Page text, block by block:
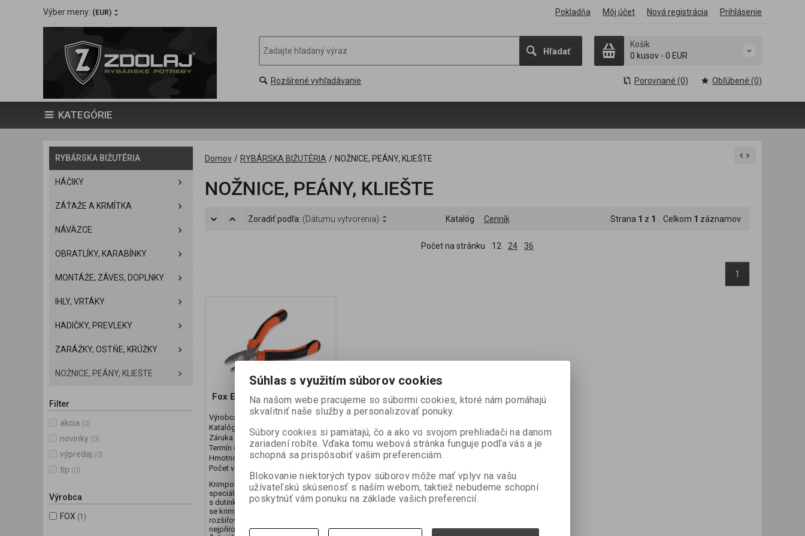
Výber meny: (EUR) Pokladňa Môj účet Nová registrácia Prihlásenie
Hľadať
Košík
0 kusov - 0 EUR
Rozšírené vyhľadávanie Porovnané (0) Obľúbené (0)
KATEGÓRIE
RYBÁRSKA BIŽUTÉRIA
HÁČIKY
ZÁŤAŽE A KRMÍTKA
NÁVÄZCE
OBRATLÍKY, KARABÍNKY
MONTÁŽE, ZÁVES, DOPLNKY
IHLY, VRTÁKY
HADIČKY, PREVLEKY
ZARÁŽKY, OSTŇE, KRÚŽKY
NOŽNICE, PEÁNY, KLIEŠTE
Filter
akcia (0)
novinky (0)
výpredaj (0)
tip (0)
Výrobca
FOX (1)
Domov / RYBÁRSKA BIŽUTÉRIA / NOŽNICE, PEÁNY, KLIEŠTE
NOŽNICE, PEÁNY, KLIEŠTE
Zoradiť podľa: (Dátumu vytvorenia) Katalóg Cenník Strana 1 z 1 Celkom 1 záznamov
Počet na stránku 12 24 36
1
Fox EDGES™ Crimp Pliers
Výrobca:
FOX
Katalógové číslo:
CAC793
Záruka (mesiacov):24
Termín dodania (dni):2
Hmotnosť balenia:0,2 kg
Počet v balení:
Krimpovací kleště Edges byly
speciálně navržené pro práci
s dutinkami Edges Crimps tak, aby
se krimpovaci dutinka mírně
rozšiřovala a umožnila co
nejpřirozenější vedení smyčky.
Súhlas s využitím súborov cookies
Na našom webe pracujeme so súbormi cookies, ktoré nám pomáhajú
skvalitniť naše služby a personalizovať ponuky.
Súbory cookies si pamätajú, čo a ako vo svojom prehliadači na danom
zariadení robíte. Vďaka tomu webová stránka funguje podľa vás a je
schopná sa prispôsobiť vašim preferenciám.
Blokovanie niektorých typov súborov môže mať vplyv na vašu
užívateľskú skúsenosť s naším webom, taktiež nebudeme schopní
poskytnúť vám ponuku na základe vašich preferencií.